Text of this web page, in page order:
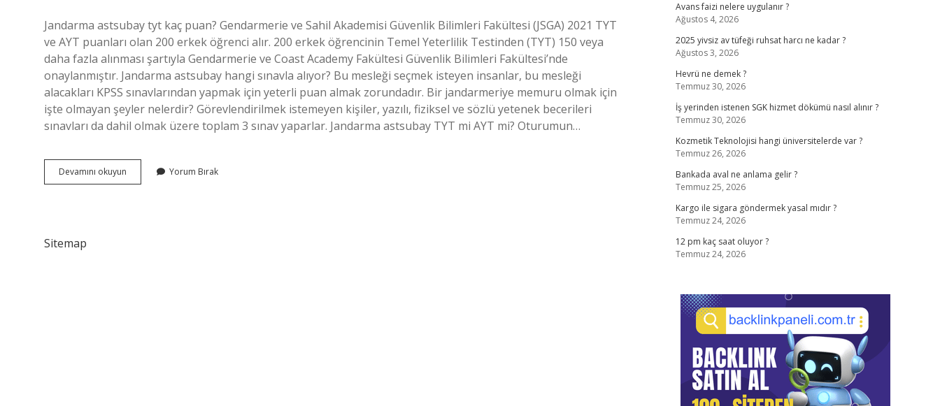
Jandarma astsubay tyt kaç puan? Gendarmerie ve Sahil Akademisi Güvenlik Bilimleri Fakültesi (JSGA) 2021 TYT
ve AYT puanları olan 200 erkek öğrenci alır. 200 erkek öğrencinin Temel Yeterlilik Testinden (TYT) 150 veya
daha fazla alınması şartıyla Gendarmerie ve Coast Academy Fakültesi Güvenlik Bilimleri Fakültesi’nde
onaylanmıştır. Jandarma astsubay hangi sınavla alıyor? Bu mesleği seçmek isteyen insanlar, bu mesleği
alacakları KPSS sınavlarından yapmak için yeterli puan almak zorundadır. Bir jandarmeriye memuru olmak için
işte olmayan şeyler nelerdir? Görevlendirilmek istemeyen kişiler, yazılı, fiziksel ve sözlü yetenek becerileri
sınavları da dahil olmak üzere toplam 3 sınav yaparlar. Jandarma astsubay TYT mi AYT mi? Oturumun…
Devamını okuyun
Den
Yorum Bırak
Sitemap
Avans faizi nelere uygulanır ?
Ağustos 4, 2026
2025 yivsiz av tüfeği ruhsat harcı ne kadar ?
Ağustos 3, 2026
Hevrü ne demek ?
Temmuz 30, 2026
İş yerinden istenen SGK hizmet dökümü nasıl alınır ?
Temmuz 30, 2026
Kozmetik Teknolojisi hangi üniversitelerde var ?
Temmuz 26, 2026
Bankada aval ne anlama gelir ?
Temmuz 25, 2026
Kargo ile sigara göndermek yasal mıdır ?
Temmuz 24, 2026
12 pm kaç saat oluyor ?
Temmuz 24, 2026